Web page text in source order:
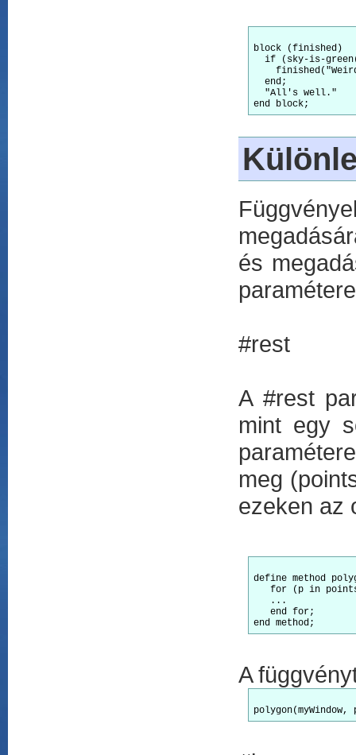
block (finished)
if (sky-is-
  end;
  "All's well."
és
#rest
A #rest
mint egy
meg
ezeken az
define method
for (p in
   ...
   end for;
A